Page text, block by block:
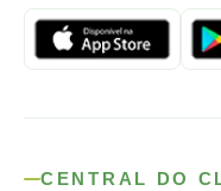
CENTRAL DO